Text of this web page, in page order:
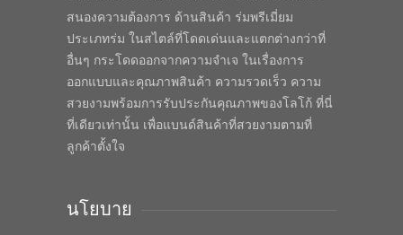
สนองความต้องการ ด้านสินค้า ร่มพรีเมี่ยม
ประเภทร่ม ในสไตล์ที่โดดเด่นและแตกต่างกว่าที่
อื่นๆ กระโดดออกจากความจำเจ ในเรื่องการ
ออกแบบและคุณภาพสินค้า ความรวดเร็ว ความ
สวยงามพร้อมการรับประกันคุณภาพของโลโก้ ที่นี่
ที่เดียวเท่านั้น เพื่อแบนด์สินค้าที่สวยงามตามที่
ลูกค้าตั้งใจ
นโยบาย